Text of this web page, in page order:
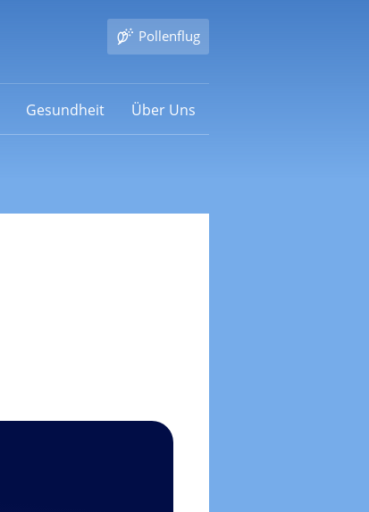
Pollenflug
Gesundheit Über Uns